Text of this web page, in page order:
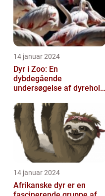
14 januar 2024
Dyr i Zoo: En
dybdegående
undersøgelse af dyrehold
14 januar 2024
Afrikanske dyr er en